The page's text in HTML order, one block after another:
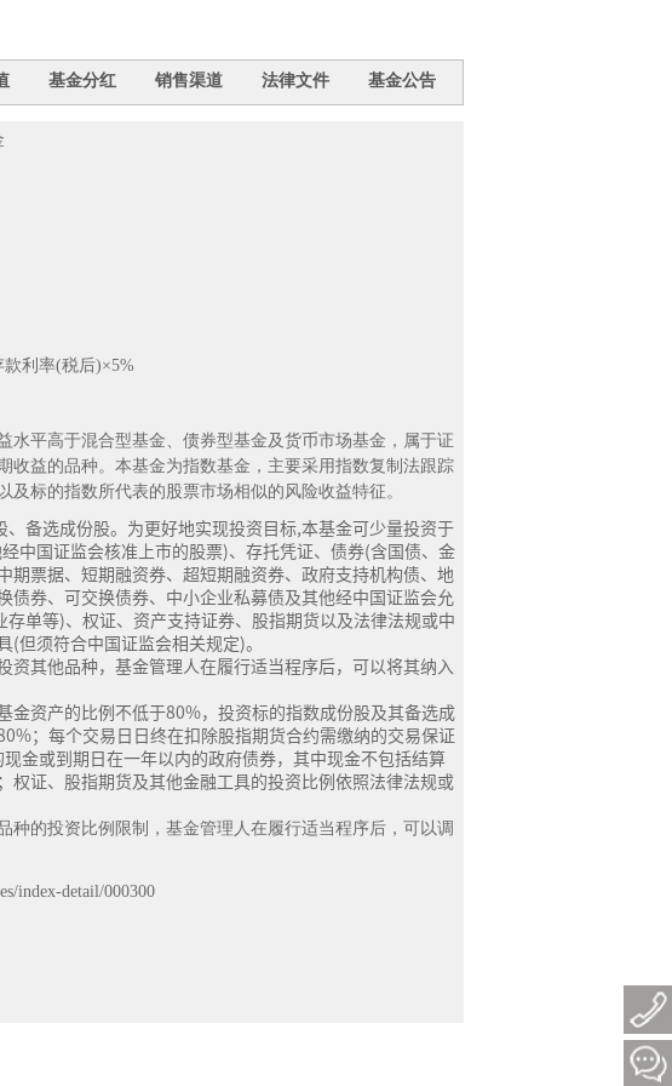
基金分红 销售渠道 法律文件 基金公告
利率(税后)×5%
水平高于混合型基金、债券型基金及货币市场基金，属于证
收益的品种。本基金为指数基金，主要采用指数复制法跟踪
标的指数所代表的股票市场相似的风险收益特征。
备选成份股。为更好地实现投资目标,本基金可少量投资于
中国证监会核准上市的股票)、存托凭证、债券(含国债、金
期票据、短期融资券、超短期融资券、政府支持机构债、地
债券、可交换债券、中小企业私募债及其他经中国证监会允
单等)、权证、资产支持证券、股指期货以及法律法规或中
但须符合中国证监会相关规定)。
资其他品种，基金管理人在履行适当程序后，可以将其纳入
金资产的比例不低于80%，投资标的指数成份股及其备选成
；每个交易日日终在扣除股指期货合约需缴纳的交易保证
金或到期日在一年以内的政府债券，其中现金不包括结算
权证、股指期货及其他金融工具的投资比例依照法律法规或
种的投资比例限制，基金管理人在履行适当程序后，可以调
index-detail/000300